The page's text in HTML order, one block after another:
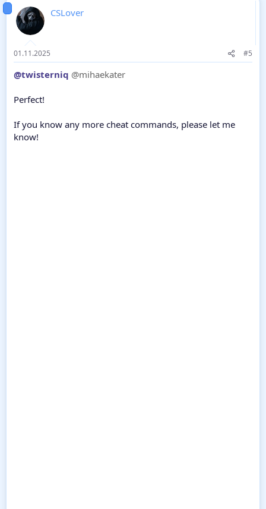
CSLover
01.11.2025 #5
@twisterniq @mihaekater
Perfect!
If you know any more cheat commands, please let me
know!